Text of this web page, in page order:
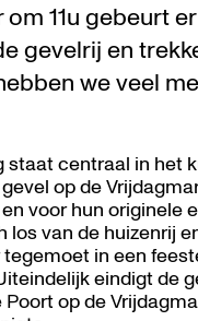
11u gebeurt
gevelrij en
we veel
staat centraal in het
gevel op de
voor hun originele
van de huizenrij
in een
eindigt de
op de